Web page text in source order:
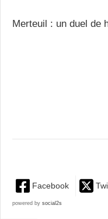
Merteuil : un duel de
Facebook
powered by social2s